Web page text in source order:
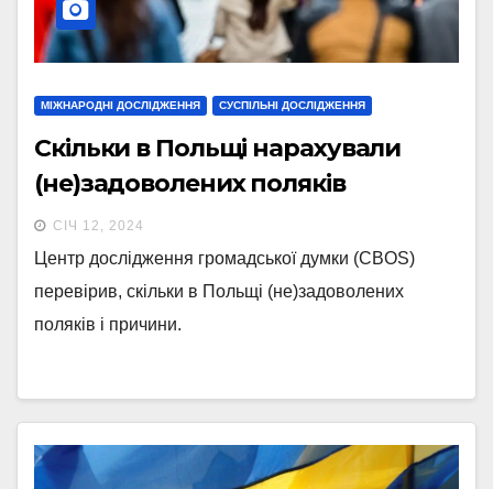
МІЖНАРОДНІ ДОСЛІДЖЕННЯ СУСПІЛЬНІ ДОСЛІДЖЕННЯ
Скільки в Польщі нарахували
(не)задоволених поляків
СІЧ 12, 2024
Центр дослідження громадської думки (CBOS)
перевірив, скільки в Польщі (не)задоволених
поляків і причини.